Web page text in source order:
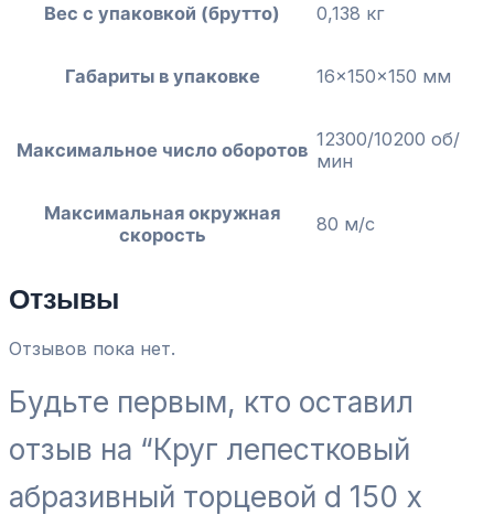
Вес с упаковкой (брутто) 0,138 кг
Габариты в упаковке 16x150x150 мм
Максимальное число оборотов 12300/10200 об/
мин
Максимальная окружная
скорость
80 м/с
Отзывы
Отзывов пока нет.
Будьте первым, кто оставил
отзыв на “Круг лепестковый
абразивный торцевой d 150 х